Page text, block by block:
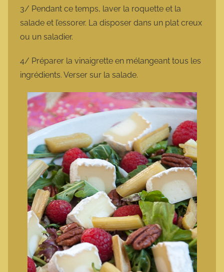
3/ Pendant ce temps, laver la roquette et la
salade et l’essorer. La disposer dans un plat creux
ou un saladier.
4/ Préparer la vinaigrette en mélangeant tous les
ingrédients. Verser sur la salade.